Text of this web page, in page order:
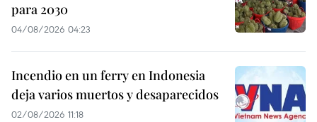
para 2030
04/08/2026 04:23
Incendio en un ferry en Indonesia
deja varios muertos y desaparecidos
02/08/2026 11:18